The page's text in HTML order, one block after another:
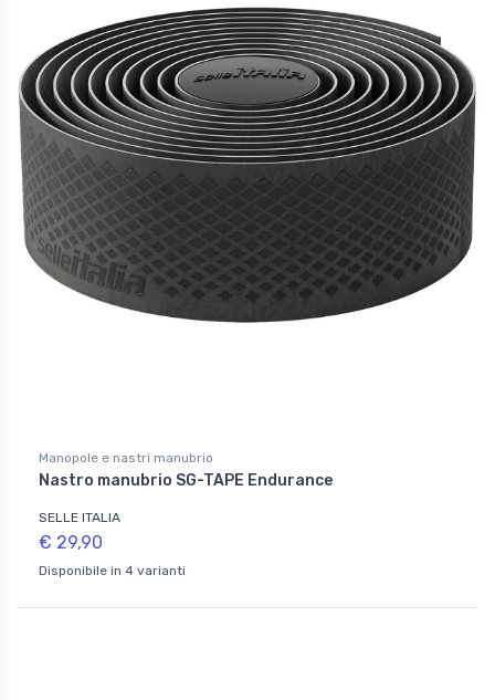
Manopole e nastri manubrio
Nastro manubrio SG-TAPE Endurance
SELLE ITALIA
€ 29,90
Disponibile in 4 varianti